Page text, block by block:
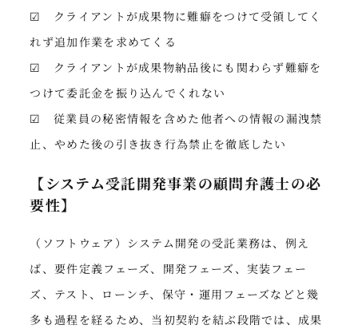
☑ クライアントが成果物に難癖をつけて受領してく
れず追加作業を求めてくる
☑ クライアントが成果物納品後にも関わらず難癖を
つけて委託金を振り込んでくれない
☑ 従業員の秘密情報を含めた他者への情報の漏洩禁
止、やめた後の引き抜き行為禁止を徹底したい
【システム受託開発事業の顧問弁護士の必
要性】
（ソフトウェア）システム開発の受託業務は、例え
ば、要件定義フェーズ、開発フェーズ、実装フェー
ズ、テスト、ローンチ、保守・運用フェーズなどと幾
多も過程を経るため、当初契約を結ぶ段階では、成果